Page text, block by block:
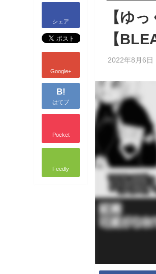
シェア
Google+
B!
はてブ
Pocket
Feedly
【ゆ
【
2022年8月6日